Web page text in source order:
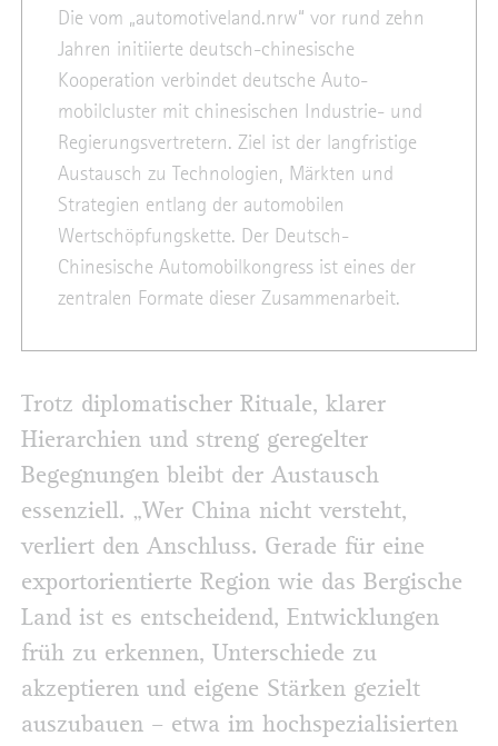
Die vom „automotiveland.nrw“ vor rund zehn
Jahren initiierte deutsch-chinesische
Kooperation verbindet deutsche Auto­
mobilcluster mit chinesischen Industrie- und
Regierungsvertretern. Ziel ist der langfristige
Austausch zu Technologien, Märkten und
Strategien entlang der automobilen
Wertschöpfungskette. Der Deutsch-
Chinesische Automobilkongress ist eines der
zentralen Formate dieser Zusammenarbeit.
Trotz diplomatischer Rituale, klarer
Hierarchien und streng geregelter
Begegnungen bleibt der Austausch
essenziell. „Wer China nicht versteht,
verliert den Anschluss. Gerade für eine
exportorientierte Region wie das Bergische
Land ist es entscheidend, Entwicklungen
früh zu erkennen, Unterschiede zu
akzeptieren und eigene Stärken gezielt
auszubauen – etwa im hochspezialisierten